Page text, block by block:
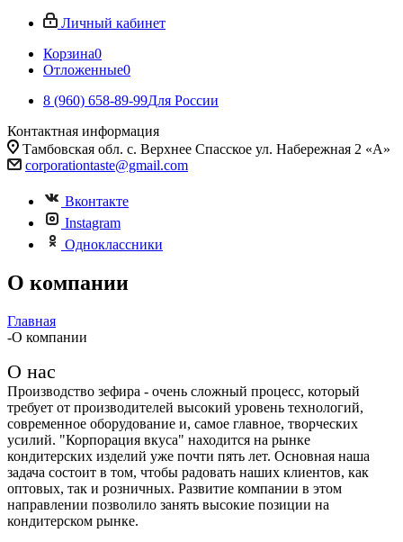
Личный кабинет
Корзина0
Отложенные0
8 (960) 658-89-99Для России
Контактная информация
Тамбовская обл. с. Верхнее Спасское ул. Набережная 2 «А»
corporationtaste@gmail.com
Вконтакте
Instagram
Одноклассники
О компании
Главная
-О компании
О нас
Производство зефира - очень сложный процесс, который
требует от производителей высокий уровень технологий,
современное оборудование и, самое главное, творческих
усилий. "Корпорация вкуса" находится на рынке
кондитерских изделий уже почти пять лет. Основная наша
задача состоит в том, чтобы радовать наших клиентов, как
оптовых, так и розничных. Развитие компании в этом
направлении позволило занять высокие позиции на
кондитерском рынке.